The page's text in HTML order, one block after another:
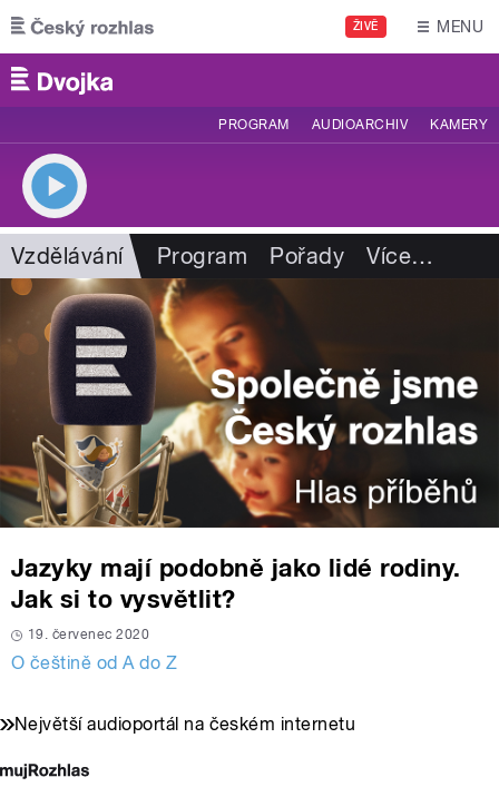
Přejít k hlavnímu obsahu
ŽIVĚ MENU
PROGRAM AUDIOARCHIV KAMERY
Vzdělávání Program Pořady Více…
Jazyky mají podobně jako lidé rodiny.
Jak si to vysvětlit?
19. červenec 2020
O češtině od A do Z
Největší audioportál na českém internetu